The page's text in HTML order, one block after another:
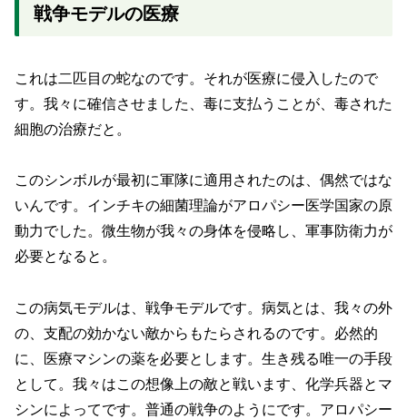
戦争モデルの医療
これは二匹目の蛇なのです。それが医療に侵入したので
す。我々に確信させました、毒に支払うことが、毒された
細胞の治療だと。
このシンボルが最初に軍隊に適用されたのは、偶然ではな
いんです。インチキの細菌理論がアロパシー医学国家の原
動力でした。微生物が我々の身体を侵略し、軍事防衛力が
必要となると。
この病気モデルは、戦争モデルです。病気とは、我々の外
の、支配の効かない敵からもたらされるのです。必然的
に、医療マシンの薬を必要とします。生き残る唯一の手段
として。我々はこの想像上の敵と戦います、化学兵器とマ
シンによってです。普通の戦争のようにです。アロパシー